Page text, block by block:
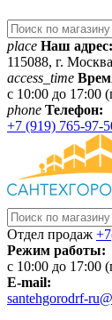
place Наш адрес:
115088, г.
access_time
c 10:00 до 17:00
phone Телефон:
+7 (919) 765-97-
Отдел продаж
Режим работы:
c 10:00 до 17:00
E-mail:
santehgorodrf-